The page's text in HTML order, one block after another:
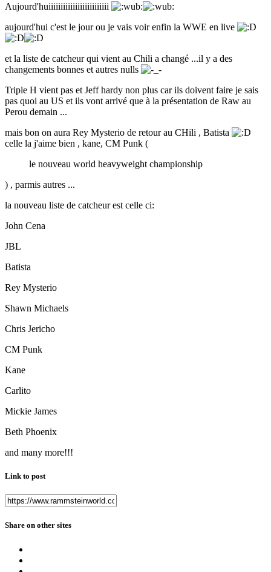
Aujourd'huiiiiiiiiiiiiiiiiiiiiiiiii
aujourd'hui c'est le jour ou je vais voir enfin la WWE en live
et la liste de catcheur qui vient au Chili a changé ...il y a des
changements bonnes et autres nulls
Triple H vient pas et Jeff hardy non plus car ils doivent faire je sais
pas quoi au US et ils vont arrivé que à la présentation de Raw au
Perou demain ...
mais bon on aura Rey Mysterio de retour au CHili , Batista
celle la j'aime bien , kane, CM Punk (
le nouveau world heavyweight championship
) , parmis autres ...
la nouveau liste de catcheur est celle ci:
John Cena
JBL
Batista
Rey Mysterio
Shawn Michaels
Chris Jericho
CM Punk
Kane
Carlito
Mickie James
Beth Phoenix
and many more!!!
Link to post
Share on other sites